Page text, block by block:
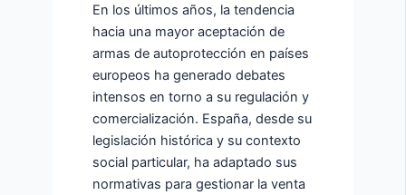
En los últimos años, la tendencia
hacia una mayor aceptación de
armas de autoprotección en países
europeos ha generado debates
intensos en torno a su regulación y
comercialización. España, desde su
legislación histórica y su contexto
social particular, ha adaptado sus
normativas para gestionar la venta